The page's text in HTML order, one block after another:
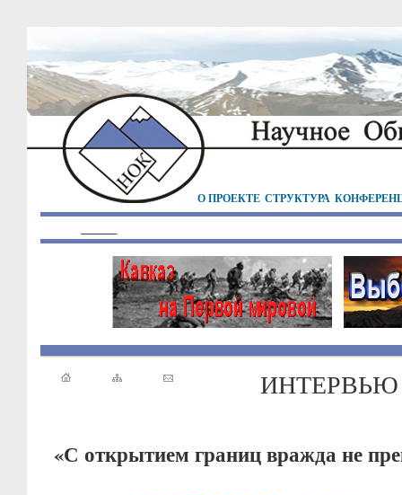
О ПРОЕКТЕ СТРУКТУРА
ИНТЕРВЬЮ
«С открытием границ вражда не